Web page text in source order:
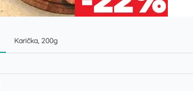
Karička, 200g